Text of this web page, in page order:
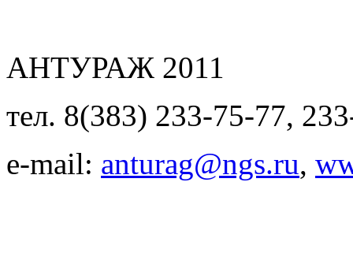
АНТУРАЖ 2011
тел. 8(383) 233-75-77,
e-mail: anturag@ngs.ru,